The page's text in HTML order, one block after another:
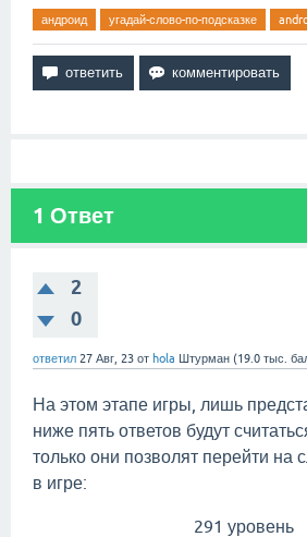
андроид угадай-слово-по-подсказке
1 Ответ
2
0
ответил 27 Авг, 23 от hola Штурман (19.0 тыс.
На этом этапе игры, лишь
ниже пять ответов будут
только они позволят перейти на
в игре:
291 уровень